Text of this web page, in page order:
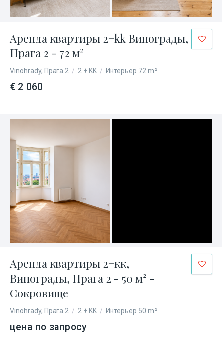
Аренда квартиры 2+kk Винограды,
Прага 2 - 72 м²
Vinohrady, Прага 2 / 2 + KK / Интерьер 72 m²
€ 2 060
Аренда квартиры 2+кк,
Винограды, Прага 2 - 50 м² -
Сокровище
Vinohrady, Прага 2 / 2 + KK / Интерьер 50 m²
цена по запросу